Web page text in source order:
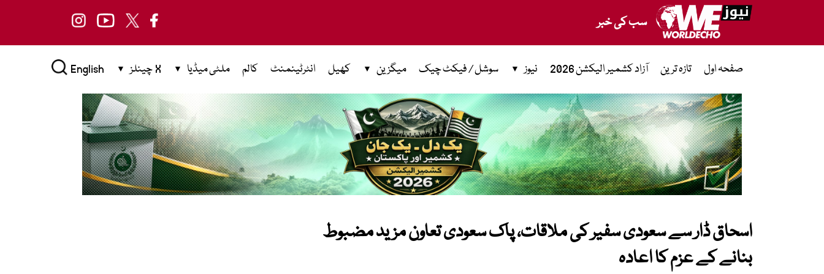
سب کی خبر
صفحہ اول تازہ ترین آزاد کشمیر الیکشن 2026 نیوز سوشل / فیکٹ چیک میگزین کھیل انٹرٹینمنٹ کالم ملٹی میڈیا X چینلز English
اسحاق ڈار سے سعودی سفیر کی ملاقات، پاک سعودی تعاون مزید مضبوط
بنانے کے عزم کا اعادہ